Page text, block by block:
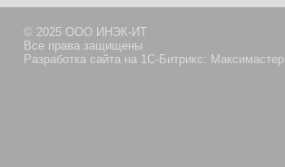
© 2025 ООО ИНЭК-ИТ
Все права защищены
Разработка сайта на 1С-Битрикс: Максимастер